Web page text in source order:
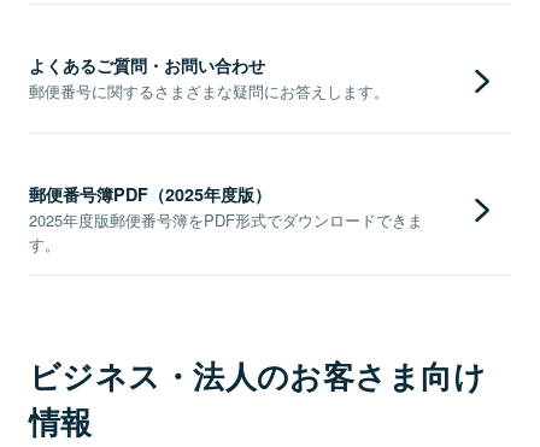
よくあるご質問・お問い合わせ
郵便番号に関するさまざまな疑問にお答えします。
郵便番号簿PDF（2025年度版）
2025年度版郵便番号簿をPDF形式でダウンロードできま
す。
ビジネス・法人のお客さま向け
情報